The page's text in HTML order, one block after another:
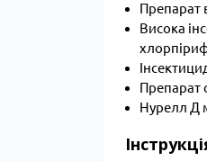
Препарат
Висока
Препарат
Нурелл Д